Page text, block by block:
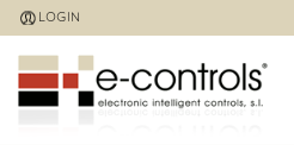
Jump
to
navigation
LOGIN